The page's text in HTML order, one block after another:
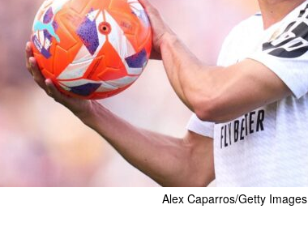
Alex Caparros/Getty Images